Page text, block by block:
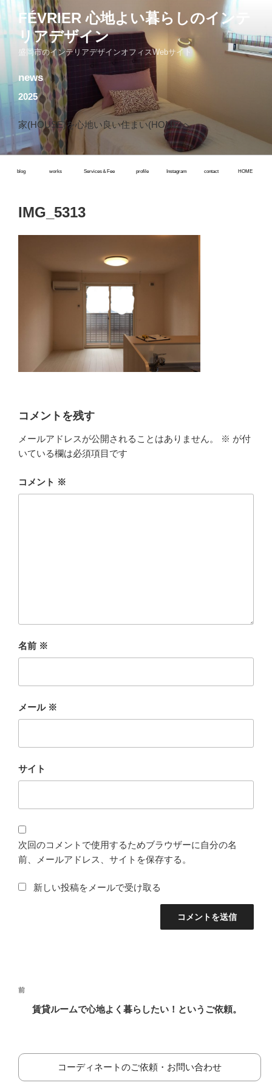
コ
ン
テ
プ
FÉVRIER 心地よい暮らしのインテ
リアデザイン
盛岡市のインテリアデザインオフィスWebサイト
news
2025
家(HOUSE)を心地い良い住まい(HOME)へ
blog works Services＆Fee profile Instagram contact HOME
IMG_5313
コメントを残す
メールアドレスが公開されることはありません。 ※ が付
いている欄は必須項目です
コメント ※
名前 ※
メール ※
サイト
次回のコメントで使用するためブラウザーに自分の名
前、メールアドレス、サイトを保存する。
新しい投稿をメールで受け取る
投
ゲ
シ
前
前
賃貸ルームで心地よく暮らしたい！というご依頼。
コーディネートのご依頼・お問い合わせ